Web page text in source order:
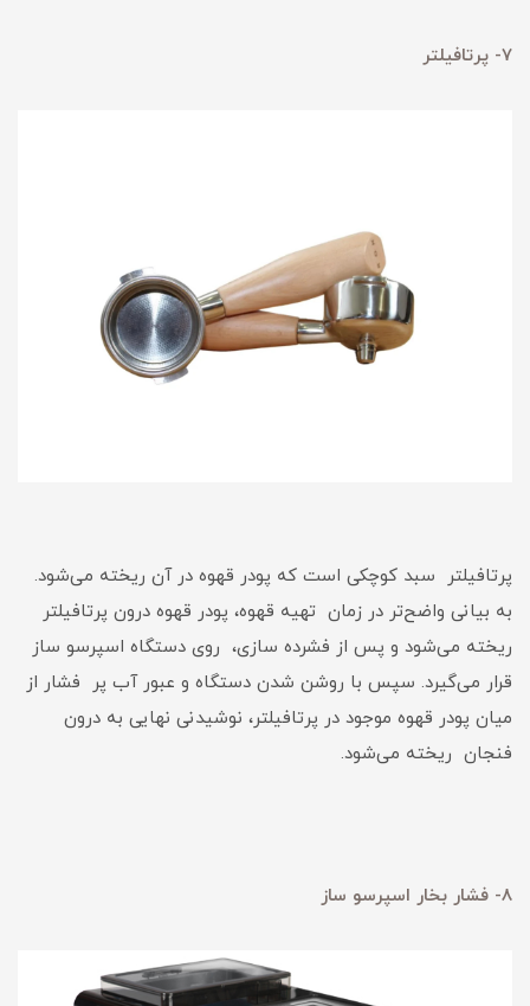
7- پرتافیلتر
پرتافیلتر سبد کوچکی است که پودر قهوه در آن ریخته می‌شود.
به بیانی واضح‌تر در زمان تهیه قهوه، پودر قهوه درون پرتافیلتر
ریخته می‌شود و پس از فشرده سازی، روی دستگاه اسپرسو ساز
قرار می‌گیرد. سپس با روشن شدن دستگاه و عبور آب پر فشار از
میان پودر قهوه موجود در پرتافیلتر، نوشیدنی نهایی به درون
فنجان ریخته می‌شود.
8- فشار بخار اسپرسو ساز